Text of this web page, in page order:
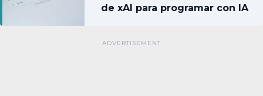
de xAI para programar con IA